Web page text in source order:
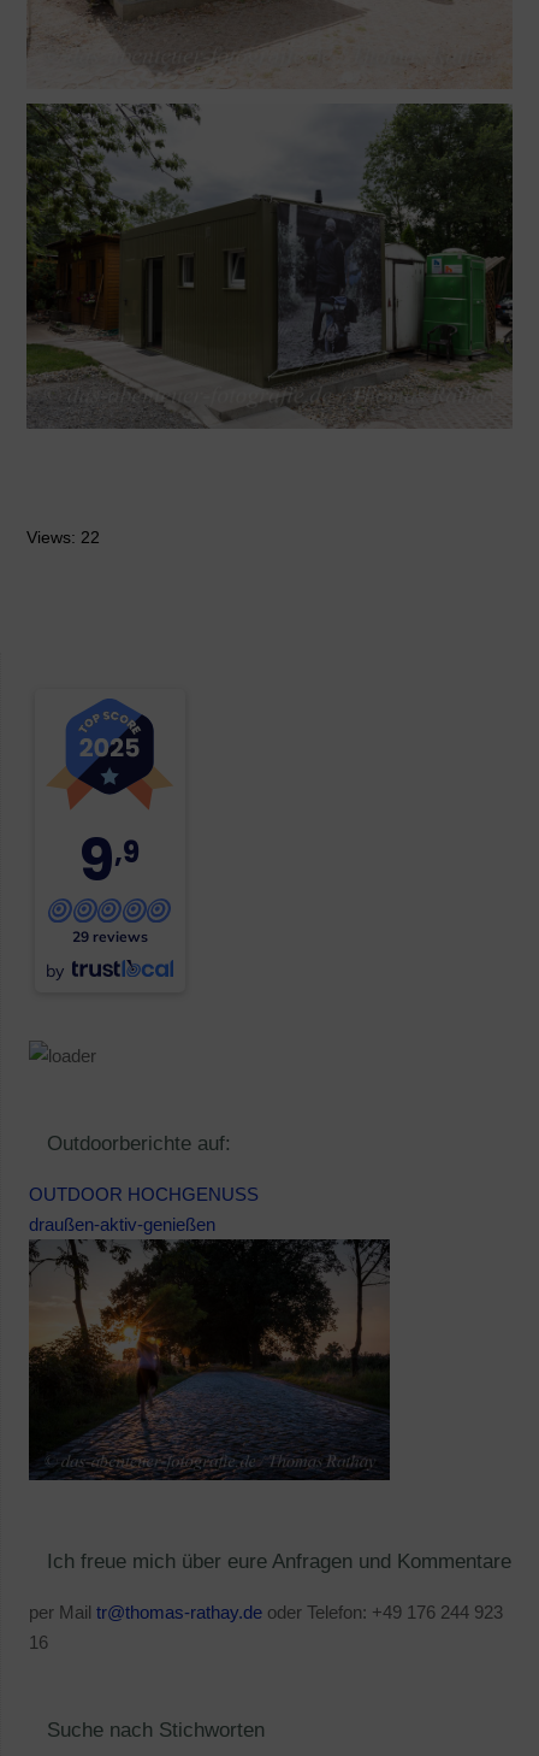
Views: 22
9,9
29 reviews
by
Outdoorberichte auf:
OUTDOOR HOCHGENUSS
draußen-aktiv-genießen
Ich freue mich über eure Anfragen und Kommentare
per Mail tr@thomas-rathay.deoder Telefon: +49 176 244 923
16
Suche nach Stichworten